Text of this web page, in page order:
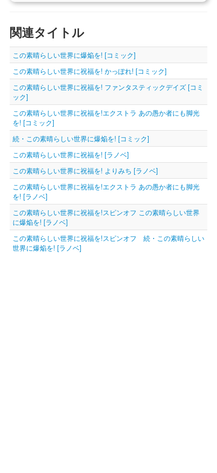
関連タイトル
この素晴らしい世界に爆焔を! [コミック]
この素晴らしい世界に祝福を! かっぽれ! [コミック]
この素晴らしい世界に祝福を! ファンタスティックデイズ [コミ
ック]
この素晴らしい世界に祝福を!エクストラ あの愚か者にも脚光
を! [コミック]
続・この素晴らしい世界に爆焔を! [コミック]
この素晴らしい世界に祝福を! [ラノベ]
この素晴らしい世界に祝福を! よりみち [ラノベ]
この素晴らしい世界に祝福を!エクストラ あの愚か者にも脚光
を! [ラノベ]
この素晴らしい世界に祝福を!スピンオフ この素晴らしい世界
に爆焔を! [ラノベ]
この素晴らしい世界に祝福を!スピンオフ 続・この素晴らしい
世界に爆焔を! [ラノベ]